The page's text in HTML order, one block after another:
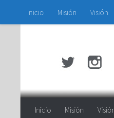
Saltar al contenido
Inicio Misión Visión
Inicio Misión